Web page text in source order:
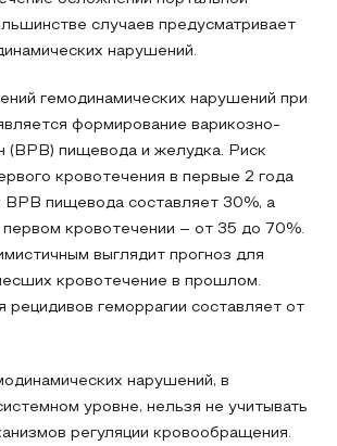
случаев предусматривает
нарушений.
гемодинамических нарушений при
формирование варикозно-
(ВРВ) пищевода и желудка. Риск
кровотечения в первые 2 года
ВРВ пищевода составляет 30%, а
первом кровотечении – от 35 до 70%.
выглядит прогноз для
кровотечение в прошлом.
рецидивов геморрагии составляет от
нарушений, в
уровне, нельзя не учитывать
регуляции кровообращения.